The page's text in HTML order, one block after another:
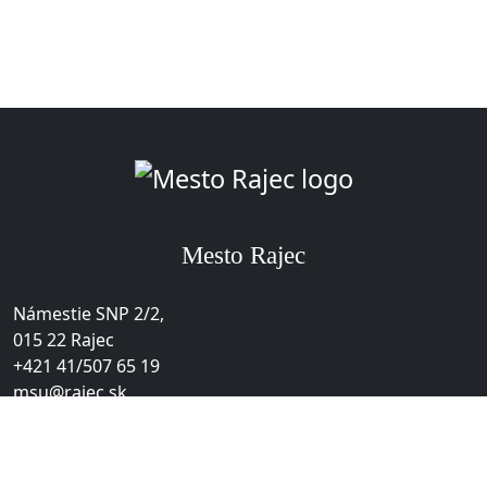
Mesto Rajec
Úvodná
Mesto Rajec
ADRESA
Námestie SNP 2/2,
015 22 Rajec
TELEFÓN
+421 41/507 65 19
EMAIL
msu@rajec.sk